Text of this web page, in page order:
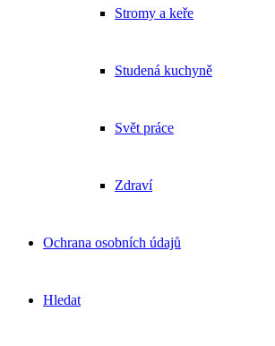
Stromy a keře
Studená kuchyně
Svět práce
Zdraví
Ochrana osobních údajů
Hledat